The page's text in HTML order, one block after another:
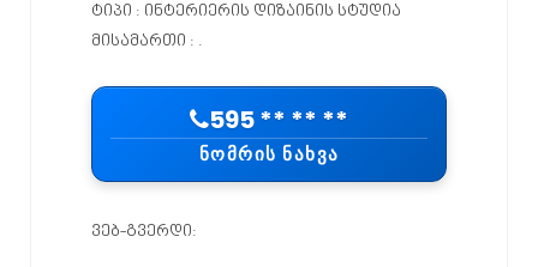
ტიპი : ინტერიერის დიზაინის სტუდია
მისამართი : .
595 ** ** **
ᲜᲝᲛᲠᲘᲡ ᲜᲐᲮᲕᲐ
ვებ-გვერდი: